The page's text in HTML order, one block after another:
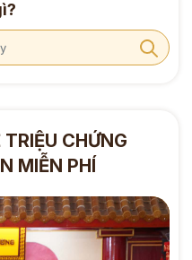
CHỨNG
MIỄN PHÍ